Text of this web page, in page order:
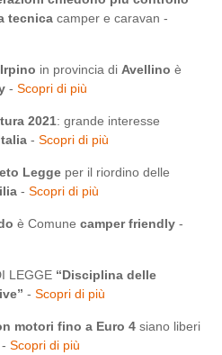
tecnica camper e caravan -
in provincia di Avellino è
- Scopri di più
2021: grande interesse
- Scopri di più
Legge per il riordino delle
- Scopri di più
è Comune camper friendly -
LEGGE “Disciplina delle
- Scopri di più
motori fino a Euro 4 siano liberi
- Scopri di più